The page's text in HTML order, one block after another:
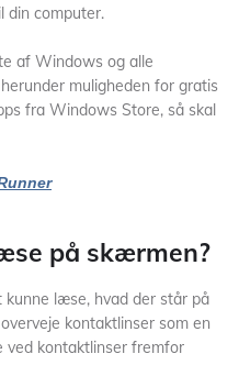
din computer.
af Windows og alle
muligheden for gratis
fra Windows Store, så skal
på skærmen?
kunne læse, hvad der står på
kontaktlinser som en
ved kontaktlinser fremfor